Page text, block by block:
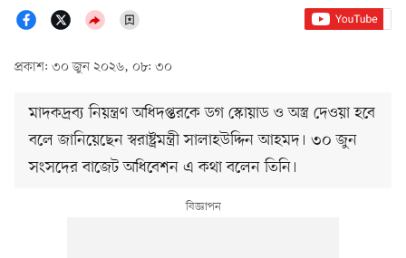
প্রকাশ: ৩০ জুন ২০২৬, ০৮: ৩০
মাদকদ্রব্য নিয়ন্ত্রণ অধিদপ্তরকে ডগ স্কোয়াড ও অস্ত্র দেওয়া হবে
বলে জানিয়েছেন স্বরাষ্ট্রমন্ত্রী সালাহউদ্দিন আহমদ। ৩০ জুন
সংসদের বাজেট অধিবেশন এ কথা বলেন তিনি।